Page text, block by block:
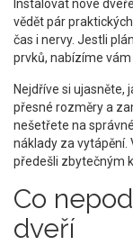
Instalovat nové
vědět pár
čas i nervy. Jestli
prvků, nabízíme
Nejdříve si ujasněte,
přesné rozměry a
nešetřete na
náklady za vytápění.
předešli zbytečným
Co
dveří